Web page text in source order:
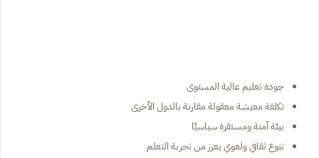
جودة تعليم عالية المستوى
تكلفة معيشة معقولة مقارنة بالدول الأخرى
بيئة آمنة ومستقرة سياسيًا
تنوع ثقافي ولغوي يعزز من تجربة التعلم